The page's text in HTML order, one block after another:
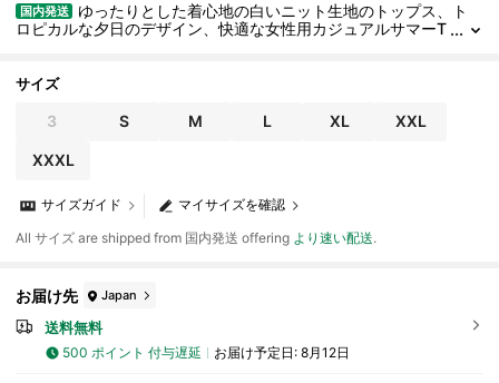
国内発送
ゆったりとした着心地の白いニット生地のトップス、ト
ロピカルな夕日のデザイン、快適な女性用カジュアルサマーT
サイズ
3 S M L XL XXL
XXXL
マイサイズを確認
サイズガイド
All サイズ are shipped from 国内発送 offering より速い配送.
お届け先 Japan
送料無料
500 ポイント 付与遅延 お届け予定日: 8月12日